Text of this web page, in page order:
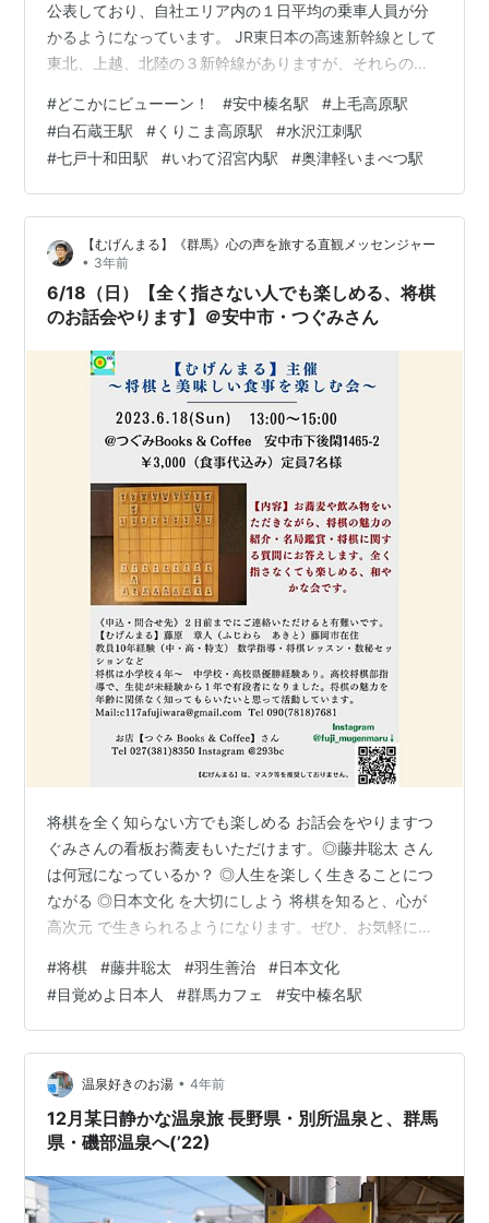
公表しており、自社エリア内の１日平均の乗車人員が分
かるようになっています。 JR東日本の高速新幹線として
東北、上越、北陸の３新幹線がありますが、それらの駅
あります。 これらの７駅はいずれも１日の乗車人員が少
ないことが特徴です。 「各駅の乗車人員 2022年度」に
よる新幹線単独７駅の乗車人員と、平日の定期列車本数
をみてみます。 JR東日本の新幹線単独７駅の2022年度
乗車人員 〇 東北新幹線 ・白石蔵王：698人、19.5往復
・くりこま…
#どこかにビューーン！ #安中榛名駅 # 上毛高原駅
#白石蔵王駅 #くりこま高原駅 #水沢江刺駅
#七戸十和田駅 #いわて沼宮内駅 #奥津軽いまべつ駅
【むげんまる】《群馬》心の声を旅する直観メッセンジャー
• 3年前
6/18（日）【全く指さない人でも楽しめる、将棋
のお話会やります】＠安中市・つぐみさん
将棋を全く知らない方でも楽しめる お話会をやりますつ
ぐみさんの看板お蕎麦もいただけます。◎藤井聡太 さん
は何冠になっているか？ ◎人生を楽しく生きることにつ
ながる ◎日本文化 を大切にしよう 将棋を知ると、心が
高次元 で生きられるようになります。ぜひ、お気軽にい
ました】と言える心を - 【むげんまる】《群馬》心の声
を旅する直観メッセンジャー／潜在数秘術®＋お話聴きセ
ッション・算数数学の学習サポート・将棋レッスンなど
(hatenablog.com)【将棋を指す心構え】 - 【むげんま
る】《群馬》心の声を旅する直観メッセンジャー／潜在
数秘術®＋…
#将棋 #藤井聡太 #羽生善治 #日本文化
#目覚めよ日本人 #群馬カフェ #安中榛名駅
温泉好きのお湯 • 4年前
12月某日静かな温泉旅 長野県・別所温泉と、群馬
県・磯部温泉へ(’22)